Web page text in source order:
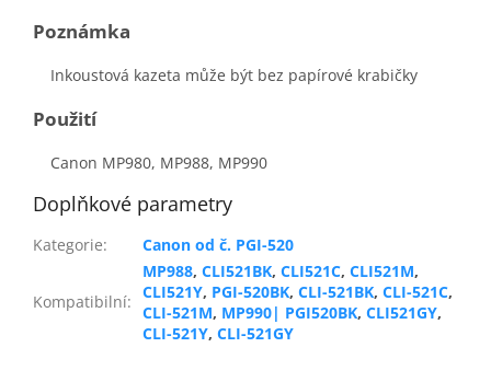
Poznámka
Inkoustová kazeta může být bez papírové krabičky
Použití
Canon MP980, MP988, MP990
Doplňkové parametry
Kategorie: Canon od č. PGI-520
Kompatibilní:
MP988, CLI521BK, CLI521C, CLI521M,
CLI521Y, PGI-520BK, CLI-521BK, CLI-521C,
CLI-521M, MP990| PGI520BK, CLI521GY,
CLI-521Y, CLI-521GY